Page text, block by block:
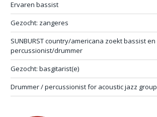
Ervaren bassist
Gezocht: zangeres
SUNBURST country/americana zoekt bassist en
percussionist/drummer
Gezocht: basgitarist(e)
Drummer / percussionist for acoustic jazz group